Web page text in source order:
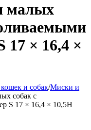
малых
17 × 16,4 ×
и собак/Миски и
собак с
S 17 × 16,4 × 10,5H